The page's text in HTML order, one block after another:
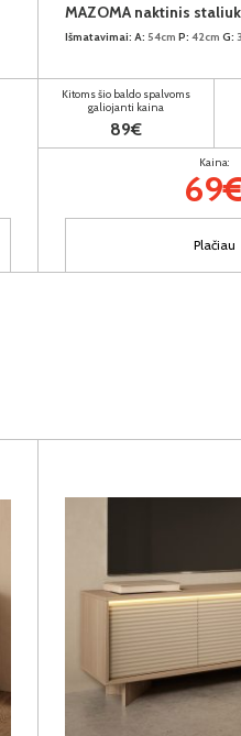
MAZOMA naktinis
Išmatavimai: A: 54cm P: 42cm G:
Kitoms šio baldo spalvoms
galiojanti kaina
89€
Kaina:
Plačiau